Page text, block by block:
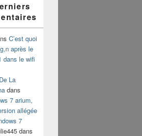
C’est quoi
après le
dans le wifi
La
dans
7 arium,
allégée
7
dans